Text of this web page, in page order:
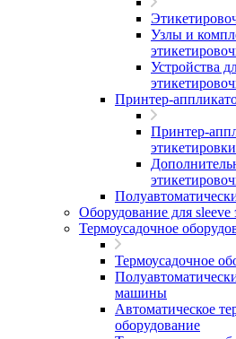
Узлы и
Устройства
Принтер-
Принтер-
этикетировки
Оборудование для sleeve
Термоусадочное
Термоусадочное
машины
Автоматическое
оборудование